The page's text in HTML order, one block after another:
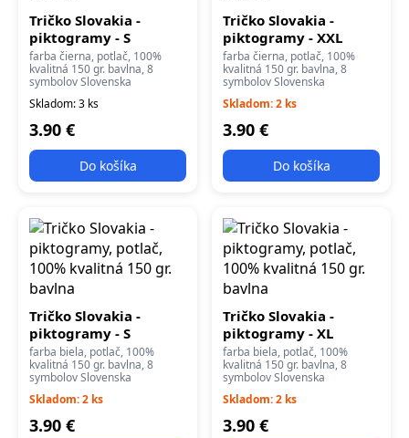
Tričko Slovakia -
piktogramy - S
farba čierna, potlač, 100%
kvalitná 150 gr. bavlna, 8
symbolov Slovenska
Skladom: 3 ks
3.90 €
Do košíka
Tričko Slovakia -
piktogramy - XXL
farba čierna, potlač, 100%
kvalitná 150 gr. bavlna, 8
symbolov Slovenska
Skladom: 2 ks
3.90 €
Do košíka
Tričko Slovakia -
piktogramy - S
farba biela, potlač, 100%
kvalitná 150 gr. bavlna, 8
symbolov Slovenska
Skladom: 2 ks
3.90 €
Tričko Slovakia -
piktogramy - XL
farba biela, potlač, 100%
kvalitná 150 gr. bavlna, 8
symbolov Slovenska
Skladom: 2 ks
3.90 €